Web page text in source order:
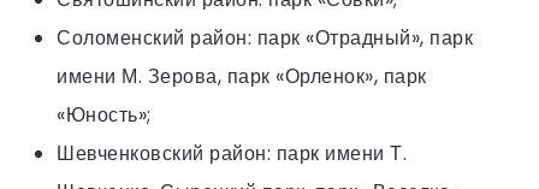
Соломенский район: парк «Отрадный», парк
имени М. Зерова, парк «Орленок», парк
«Юность»;
Шевченковский район: парк имени Т.